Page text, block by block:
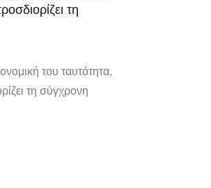
τη
του ταυτότητα,
τη σύγχρονη